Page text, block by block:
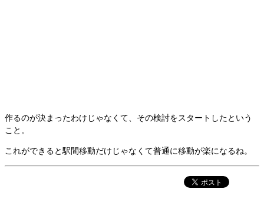
作るのが決まったわけじゃなくて、その検討をスタートしたという
こと。
これができると駅間移動だけじゃなくて普通に移動が楽になるね。